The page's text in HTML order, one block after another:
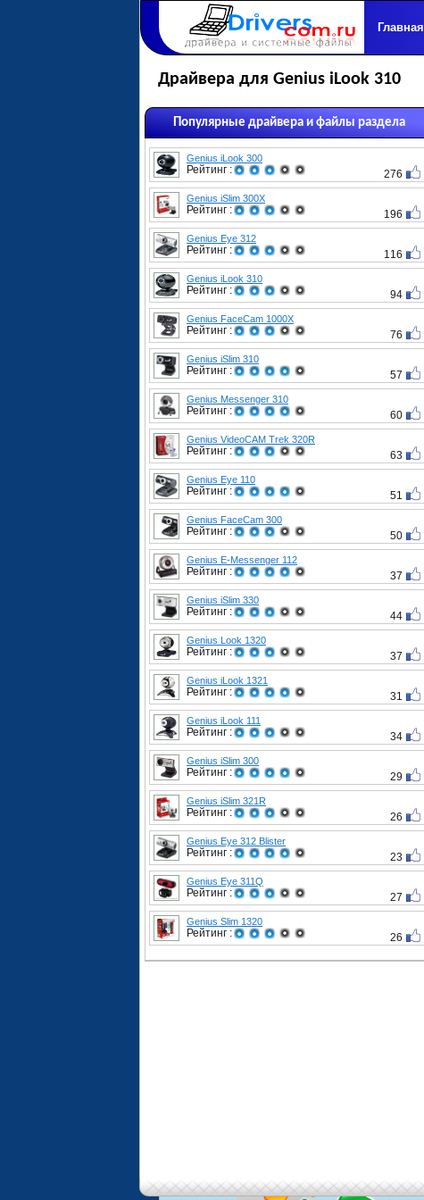
Главная
Драйвера для Genius iLook 310
Популярные драйвера и файлы раздела
Genius iLook 300
Рейтинг : 276
Genius iSlim 300X
Рейтинг : 196
Genius Eye 312
Рейтинг : 116
Genius iLook 310
Рейтинг : 94
Genius FaceCam 1000X
Рейтинг : 76
Genius iSlim 310
Рейтинг : 57
Genius Messenger 310
Рейтинг : 60
Genius VideoCAM Trek 320R
Рейтинг : 63
Genius Eye 110
Рейтинг : 51
Genius FaceCam 300
Рейтинг : 50
Genius E-Messenger 112
Рейтинг : 37
Genius iSlim 330
Рейтинг : 44
Genius Look 1320
Рейтинг : 37
Genius iLook 1321
Рейтинг : 31
Genius iLook 111
Рейтинг : 34
Genius iSlim 300
Рейтинг : 29
Genius iSlim 321R
Рейтинг : 26
Genius Eye 312 Blister
Рейтинг : 23
Genius Eye 311Q
Рейтинг : 27
Genius Slim 1320
Рейтинг : 26